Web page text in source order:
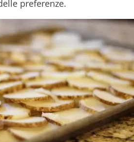
preferenze.